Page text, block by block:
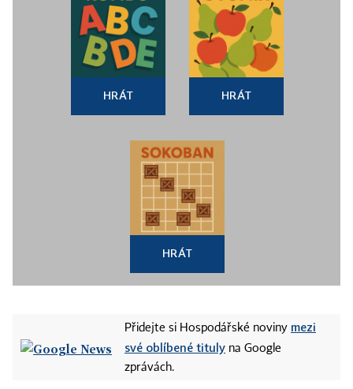
HRÁT HRÁT
HRÁT
Přidejte si Hospodářské noviny mezi
své oblíbené tituly na Google
zprávách.